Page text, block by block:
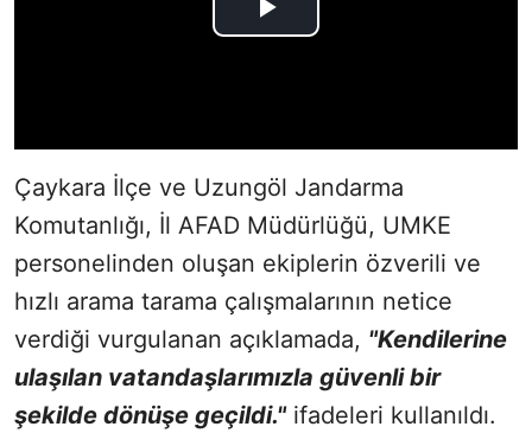
Çaykara İlçe ve Uzungöl Jandarma
Komutanlığı, İl AFAD Müdürlüğü, UMKE
personelinden oluşan ekiplerin özverili ve
hızlı arama tarama çalışmalarının netice
verdiği vurgulanan açıklamada, "Kendilerine
ulaşılan vatandaşlarımızla güvenli bir
şekilde dönüşe geçildi."ifadeleri kullanıldı.